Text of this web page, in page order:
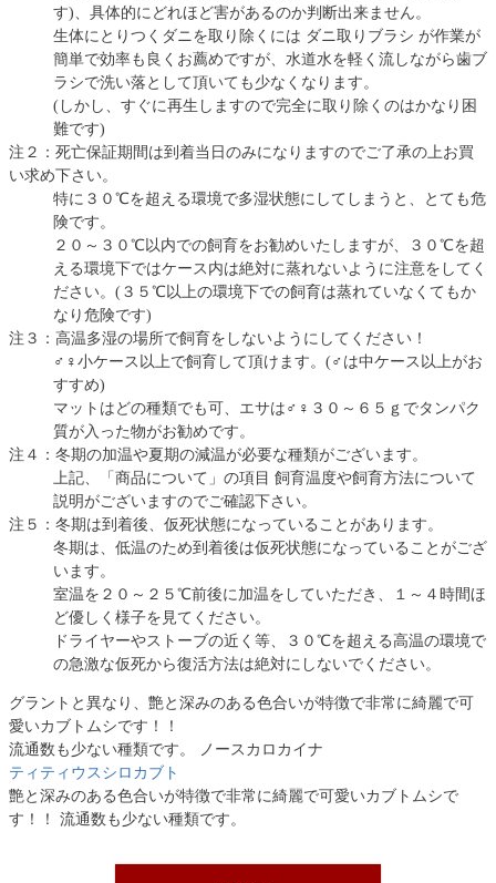
す)、具体的にどれほど害があるのか判断出来ません。
生体にとりつくダニを取り除くには ダニ取りブラシ が作業が
簡単で効率も良くお薦めですが、水道水を軽く流しながら歯ブ
ラシで洗い落として頂いても少なくなります。
(しかし、すぐに再生しますので完全に取り除くのはかなり困
難です)
注２：死亡保証期間は到着当日のみになりますのでご了承の上お買
い求め下さい。
特に３０℃を超える環境で多湿状態にしてしまうと、とても危
険です。
２０～３０℃以内での飼育をお勧めいたしますが、３０℃を超
える環境下ではケース内は絶対に蒸れないように注意をしてく
ださい。(３５℃以上の環境下での飼育は蒸れていなくてもか
なり危険です)
注３：高温多湿の場所で飼育をしないようにしてください！
♂♀小ケース以上で飼育して頂けます。(♂は中ケース以上がお
すすめ)
マットはどの種類でも可、エサは♂♀３０～６５ｇでタンパク
質が入った物がお勧めです。
注４：冬期の加温や夏期の減温が必要な種類がございます。
上記、「商品について」の項目 飼育温度や飼育方法について
説明がございますのでご確認下さい。
注５：冬期は到着後、仮死状態になっていることがあります。
冬期は、低温のため到着後は仮死状態になっていることがござ
います。
室温を２０～２５℃前後に加温をしていただき、１～４時間ほ
ど優しく様子を見てください。
ドライヤーやストーブの近く等、３０℃を超える高温の環境で
の急激な仮死から復活方法は絶対にしないでください。
グラントと異なり、艶と深みのある色合いが特徴で非常に綺麗で可
愛いカブトムシです！！
流通数も少ない種類です。 ノースカロカイナ
ティティウスシロカブト
艶と深みのある色合いが特徴で非常に綺麗で可愛いカブトムシで
す！！ 流通数も少ない種類です。